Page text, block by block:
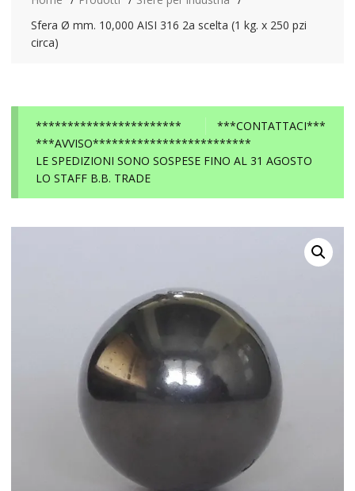
Sfera Ø mm. 10,000 AISI 316 2a scelta (1 kg. x 250 pzi
circa)
***CONTATTACI***
***********************
***AVVISO*************************
LE SPEDIZIONI SONO SOSPESE FINO AL 31 AGOSTO
LO STAFF B.B. TRADE